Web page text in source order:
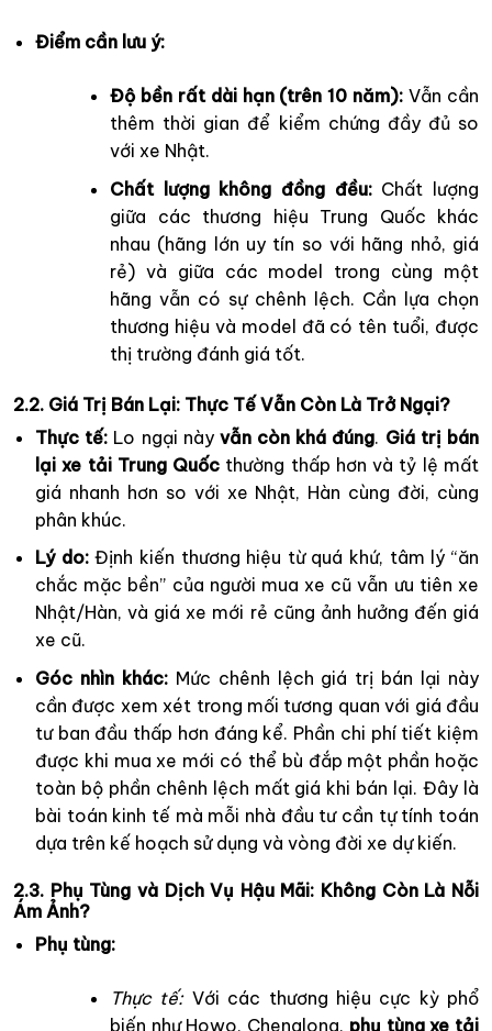
Điểm cần lưu ý:
Độ bền rất dài hạn (trên 10 năm): Vẫn cần
thêm thời gian để kiểm chứng đầy đủ so
với xe Nhật.
Chất lượng không đồng đều:Chất lượng
giữa các thương hiệu Trung Quốc khác
nhau (hãng lớn uy tín so với hãng nhỏ, giá
rẻ) và giữa các model trong cùng một
hãng vẫn có sự chênh lệch. Cần lựa chọn
thương hiệu và model đã có tên tuổi, được
thị trường đánh giá tốt.
2.2. Giá Trị Bán Lại: Thực Tế Vẫn Còn Là Trở Ngại?
Thực tế: Lo ngại này vẫn còn khá đúng. Giá trị bán
lại xe tải Trung Quốc thường thấp hơn và tỷ lệ mất
giá nhanh hơn so với xe Nhật, Hàn cùng đời, cùng
phân khúc.
Lý do:Định kiến thương hiệu từ quá khứ, tâm lý “ăn
chắc mặc bền” của người mua xe cũ vẫn ưu tiên xe
Nhật/Hàn, và giá xe mới rẻ cũng ảnh hưởng đến giá
xe cũ.
Góc nhìn khác:Mức chênh lệch giá trị bán lại này
cần được xem xét trong mối tương quan với giá đầu
tư ban đầu thấp hơn đáng kể. Phần chi phí tiết kiệm
được khi mua xe mới có thể bù đắp một phần hoặc
toàn bộ phần chênh lệch mất giá khi bán lại. Đây là
bài toán kinh tế mà mỗi nhà đầu tư cần tự tính toán
dựa trên kế hoạch sử dụng và vòng đời xe dự kiến.
2.3. Phụ Tùng và Dịch Vụ Hậu Mãi: Không Còn Là Nỗi
Ám Ảnh?
Phụ tùng:
Thực tế:Với các thương hiệu cực kỳ phổ
biến như Howo, Chenglong, phụ tùng xe tải